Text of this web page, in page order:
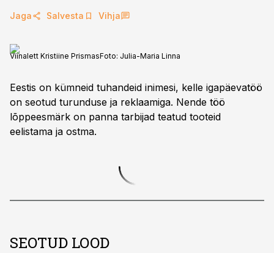
Jaga Salvesta Vihja
Viinalett Kristiine PrismasFoto: Julia-Maria Linna
Eestis on kümneid tuhandeid inimesi, kelle igapäevatöö
on seotud turunduse ja reklaamiga. Nende töö
lõppeesmärk on panna tarbijad teatud tooteid
eelistama ja ostma.
SEOTUD LOOD